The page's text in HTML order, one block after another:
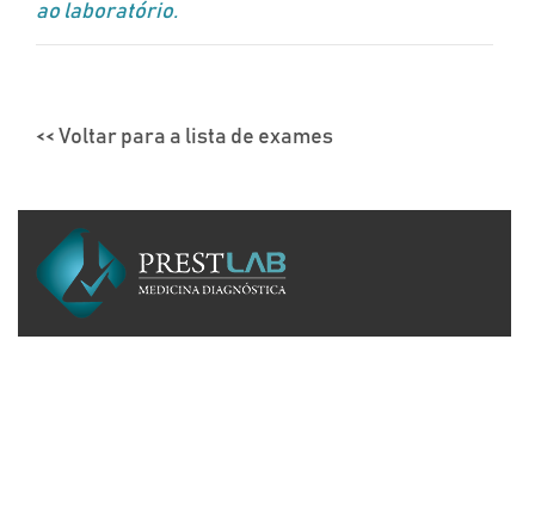
ao laboratório.
<< Voltar para a lista de exames